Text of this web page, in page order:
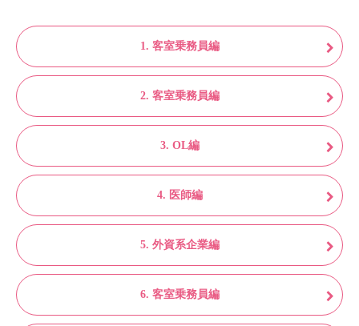
1. 客室乗務員編
2. 客室乗務員編
3. OL編
4. 医師編
5. 外資系企業編
6. 客室乗務員編